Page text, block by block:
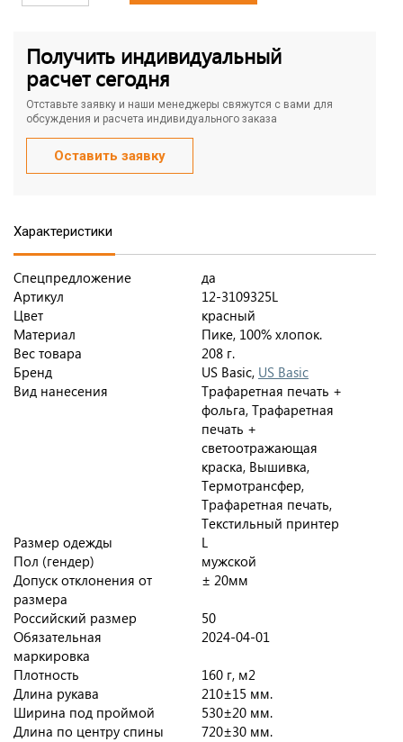
Получить индивидуальный
расчет сегодня
Отставьте заявку и наши менеджеры свяжутся с вами для
обсуждения и расчета индивидуального заказа
Оставить заявку
Характеристики
Спецпредложение
да
Артикул
12-3109325L
Цвет
красный
Материал
Пике, 100% хлопок.
Вес товара
208 г.
Бренд
US Basic, US Basic
Вид нанесения
Трафаретная печать +
фольга, Трафаретная
печать +
светоотражающая
краска, Вышивка,
Термотрансфер,
Трафаретная печать,
Текстильный принтер
Размер одежды
L
Пол (гендер)
мужской
Допуск отклонения от
размера
± 20мм
Российский размер
50
Обязательная
маркировка
2024-04-01
Плотность
160 г, м2
Длина рукава
210±15 мм.
Ширина под проймой
530±20 мм.
Длина по центру спины
720±30 мм.